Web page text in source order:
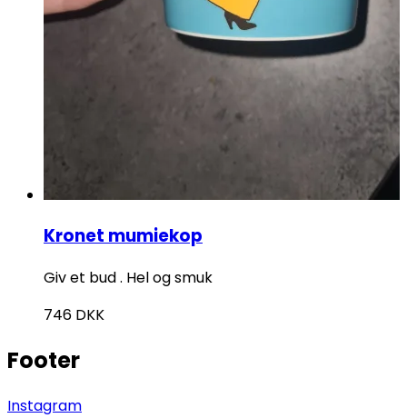
Kronet mumiekop
Giv et bud . Hel og smuk
746 DKK
Footer
Instagram